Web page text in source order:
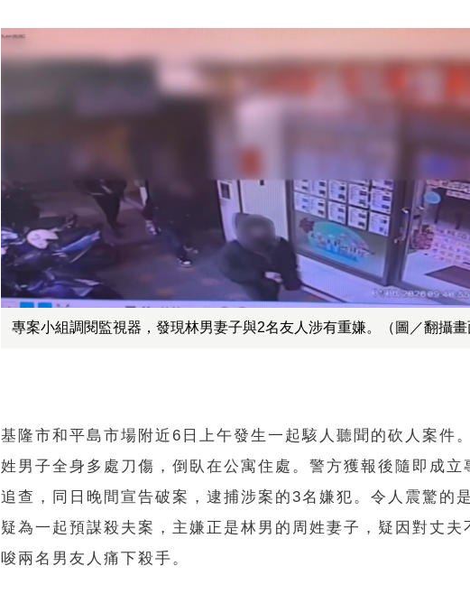
專案小組調閱監視器，發現林男妻子與2名友人涉有重嫌。（圖／翻攝畫
基隆市和平島市場附近6日上午發生一起駭人聽聞的砍人案件
姓男子全身多處刀傷，倒臥在公寓住處。警方獲報後隨即成立
追查，同日晚間宣告破案，逮捕涉案的3名嫌犯。令人震驚的
疑為一起預謀殺夫案，主嫌正是林男的周姓妻子，疑因對丈夫
唆兩名男友人痛下殺手。